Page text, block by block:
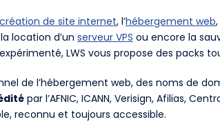
création de site internet, l’hébergement web
location d’un serveur VPS ou encore la
LWS vous propose des packs
de l’hébergement web, des noms de
par l’AFNIC, ICANN, Verisign, Afilias,
reconnu et toujours accessible.